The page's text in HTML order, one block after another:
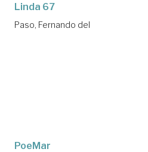
Linda 67
Paso, Fernando del
PoeMar